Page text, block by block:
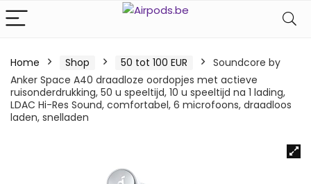
Home Shop 50 tot 100 EUR
Soundcore by
Anker Space A40 draadloze oordopjes met actieve
ruisonderdrukking, 50 u speeltijd, 10 u speeltijd na 1 lading,
LDAC Hi-Res Sound, comfortabel, 6 microfoons, draadloos
laden, snelladen